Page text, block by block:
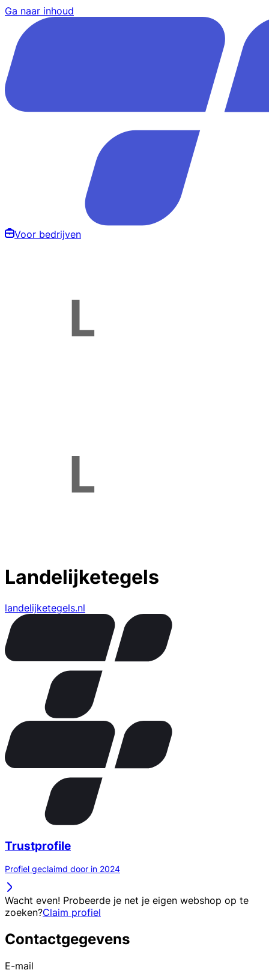
Ga naar inhoud
Voor bedrijven
Landelijketegels
landelijketegels.nl
Trustprofile
Profiel geclaimd door in 2024
Wacht even! Probeerde je net je eigen webshop op te
zoeken?Claim profiel
Contactgegevens
E-mail